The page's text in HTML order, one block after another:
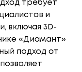
требует
и
включая 3D-
«Диамант»
подход от